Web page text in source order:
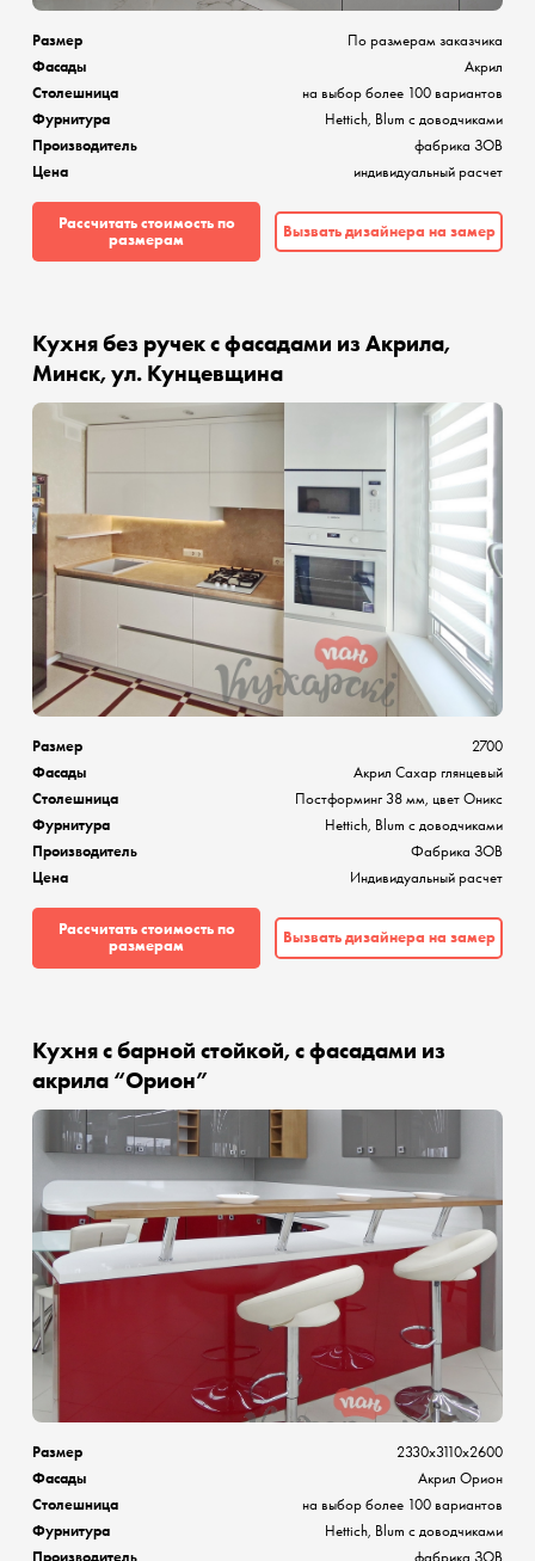
Размер
По размерам заказчика
Фасады
Акрил
Столешница
на выбор более 100 вариантов
Фурнитура
Hettich, Blum с доводчиками
Производитель
фабрика ЗОВ
Цена
индивидуальный расчет
Рассчитать стоимость по
размерам
Вызвать дизайнера на замер
Кухня без ручек с фасадами из Акрила,
Минск, ул. Кунцевщина
Размер
2700
Фасады
Акрил Сахар глянцевый
Столешница
Постформинг 38 мм, цвет Оникс
Фурнитура
Hettich, Blum с доводчиками
Производитель
Фабрика ЗОВ
Цена
Индивидуальный расчет
Рассчитать стоимость по
размерам
Вызвать дизайнера на замер
Кухня с барной стойкой, с фасадами из
акрила “Орион”
Размер
2330x3110x2600
Фасады
Акрил Орион
Столешница
на выбор более 100 вариантов
Фурнитура
Hettich, Blum с доводчиками